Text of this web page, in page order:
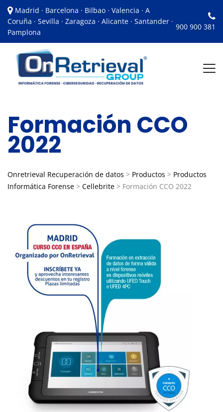
Madrid · Barcelona · Bilbao · Valencia · A
Coruña · Sevilla · Zaragoza · Alicante · Santander ·
Pamplona
900 900 381
Formación CCO
2022
Onretrieval Recuperación de datos > Productos > Productos
Informática Forense > Cellebrite > Formación CCO 2022